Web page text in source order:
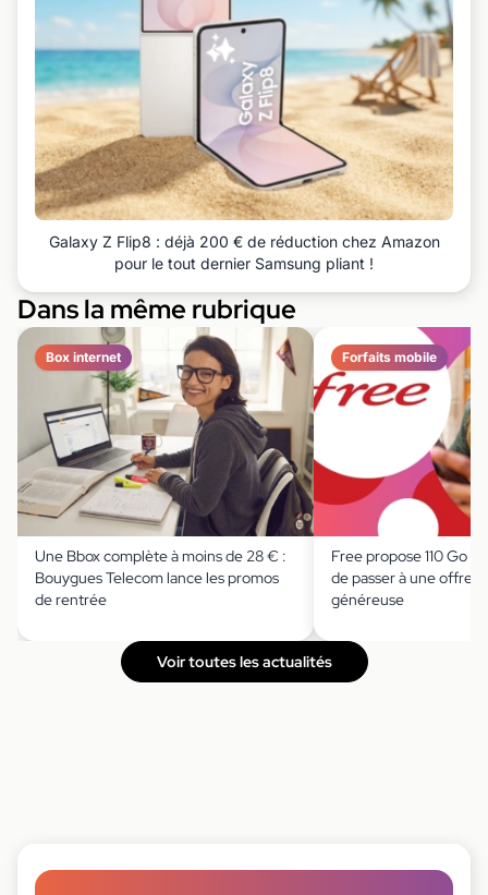
Galaxy Z Flip8 : déjà 200 € de réduction chez Amazon
pour le tout dernier Samsung pliant !
Dans la même rubrique
Box internet
Une Bbox complète à moins de 28 € :
Bouygues Telecom lance les promos
de rentrée
Forfaits mobile
Free propose 110 Go à
de passer à une offre
généreuse
Voir toutes les actualités